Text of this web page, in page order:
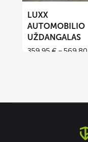
LUXX
AUTOMOBILIO
UŽDANGALAS
359,95 €–569,80